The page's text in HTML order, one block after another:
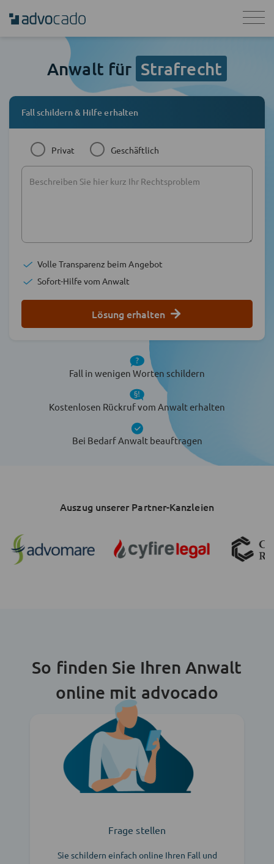
Anwalt für Strafrecht
Fall schildern & Hilfe erhalten
Privat Geschäftlich
Volle Transparenz beim Angebot
Sofort-Hilfe vom Anwalt
Lösung erhalten
Fall in wenigen Worten schildern
Kostenlosen Rückruf vom Anwalt erhalten
Bei Bedarf Anwalt beauftragen
Auszug unserer Partner-Kanzleien
So finden Sie Ihren Anwalt
online mit advocado
Frage stellen
Sie schildern einfach online Ihren Fall und